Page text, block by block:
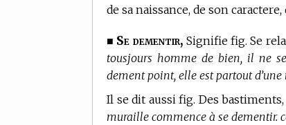
de sa naissance, de son
■ Se dementir, Signifie fig. Se
tousjours homme de bien, il ne
dement point, elle est partout d’une
Il se dit aussi fig. Des
muraille commence à se dementir.